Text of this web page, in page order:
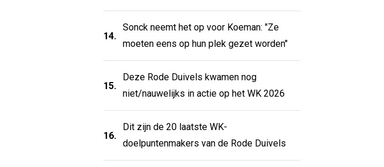
14.
Sonck neemt het op voor Koeman: "Ze
moeten eens op hun plek gezet worden"
15.
Deze Rode Duivels kwamen nog
niet/nauwelijks in actie op het WK 2026
16.
Dit zijn de 20 laatste WK-
doelpuntenmakers van de Rode Duivels